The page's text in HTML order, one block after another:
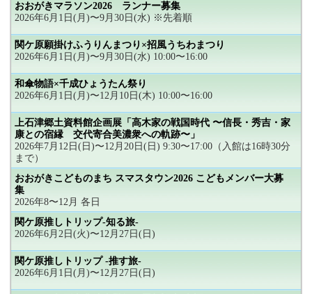
おおがきマラソン2026 ランナー募集
2026年6月1日(月)〜9月30日(水) ※先着順
関ケ原願掛けふうりんまつり×招風うちわまつり
2026年6月1日(月)〜9月30日(水) 10:00〜16:00
和傘物語×千成ひょうたん祭り
2026年6月1日(月)〜12月10日(木) 10:00〜16:00
上石津郷土資料館企画展「高木家の戦国時代 〜信長・秀吉・家
康との宿縁 交代寄合美濃衆への軌跡〜」
2026年7月12日(日)〜12月20日(日) 9:30〜17:00（入館は16時30分
まで）
おおがきこどものまち スマスタウン2026 こどもメンバー大募
集
2026年8〜12月 各日
関ケ原推しトリップ-知る旅-
2026年6月2日(火)〜12月27日(日)
関ケ原推しトリップ -推す旅-
2026年6月1日(月)〜12月27日(日)